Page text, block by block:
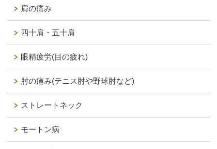
肩の痛み
四十肩・五十肩
眼精疲労(目の疲れ)
肘の痛み(テニス肘や野球肘など)
ストレートネック
モートン病